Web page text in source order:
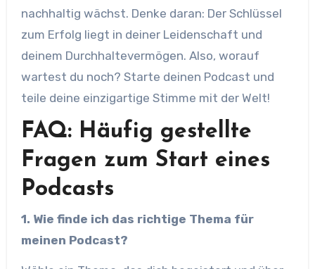
nachhaltig wächst. Denke daran: Der Schlüssel
zum Erfolg liegt in deiner Leidenschaft und
deinem Durchhaltevermögen. Also, worauf
wartest du noch? Starte deinen Podcast und
teile deine einzigartige Stimme mit der Welt!
FAQ: Häufig gestellte
Fragen zum Start eines
Podcasts
1. Wie finde ich das richtige Thema für
meinen Podcast?